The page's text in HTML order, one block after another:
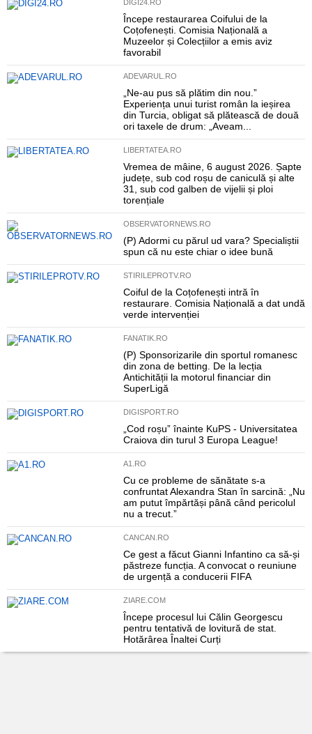
DIGI24.RO
Începe restaurarea Coifului de la
Coțofenești. Comisia Națională a
Muzeelor și Colecțiilor a emis aviz
favorabil
ADEVARUL.RO
„Ne-au pus să plătim din nou.”
Experiența unui turist român la ieșirea
din Turcia, obligat să plătească de două
ori taxele de drum: „Aveam...
LIBERTATEA.RO
Vremea de mâine, 6 august 2026. Șapte
județe, sub cod roșu de caniculă și alte
31, sub cod galben de vijelii și ploi
torențiale
OBSERVATORNEWS.RO
(P) Adormi cu părul ud vara? Specialiștii
spun că nu este chiar o idee bună
STIRILEPROTV.RO
Coiful de la Coțofenești intră în
restaurare. Comisia Națională a dat undă
verde intervenției
FANATIK.RO
(P) Sponsorizarile din sportul romanesc
din zona de betting. De la lecția
Antichității la motorul financiar din
SuperLigă
DIGISPORT.RO
„Cod roșu” înainte KuPS - Universitatea
Craiova din turul 3 Europa League!
A1.RO
Cu ce probleme de sănătate s-a
confruntat Alexandra Stan în sarcină: „Nu
am putut împărtăși până când pericolul
nu a trecut.”
CANCAN.RO
Ce gest a făcut Gianni Infantino ca să-și
păstreze funcția. A convocat o reuniune
de urgență a conducerii FIFA
ZIARE.COM
Începe procesul lui Călin Georgescu
pentru tentativă de lovitură de stat.
Hotărârea Înaltei Curți